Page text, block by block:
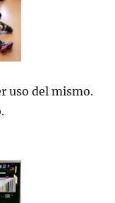
uso del mismo.